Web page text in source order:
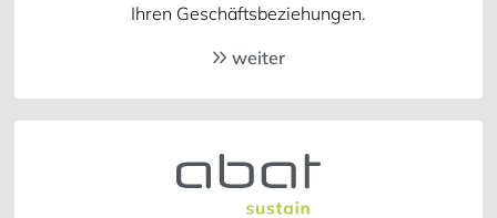
Ihren Geschäftsbeziehungen.
weiter